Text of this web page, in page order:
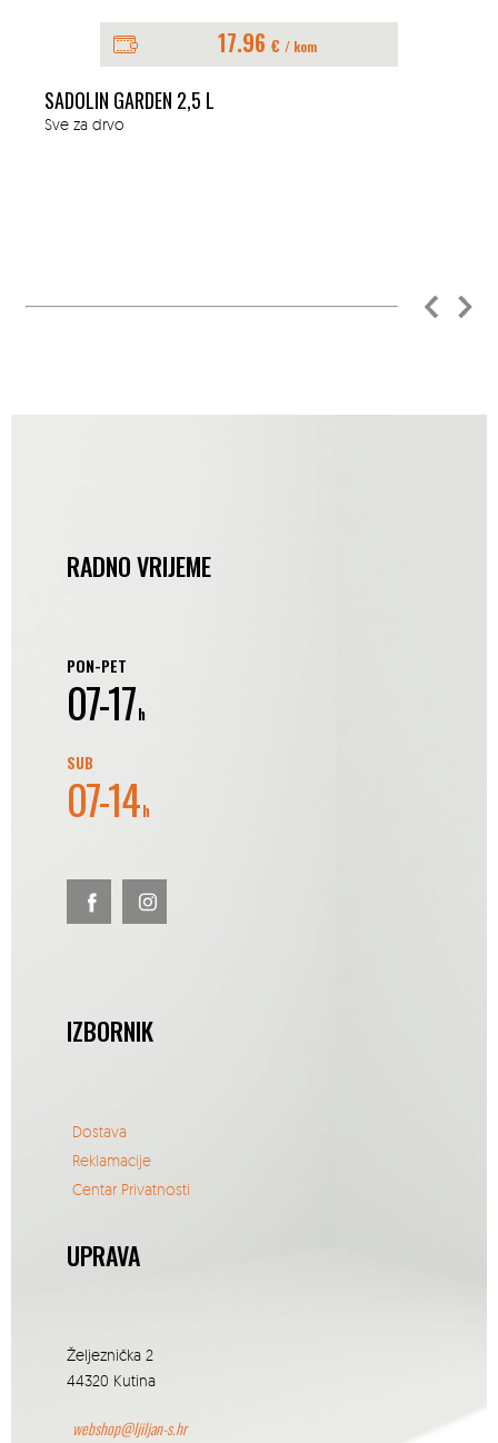
17.96 € / kom
SADOLIN GARDEN 2,5 L
Sve za drvo
RADNO VRIJEME
PON-PET
07-17h
SUB
07-14h
IZBORNIK
Dostava
Reklamacije
Centar Privatnosti
UPRAVA
Željeznička 2
44320 Kutina
webshop@ljiljan-s.hr